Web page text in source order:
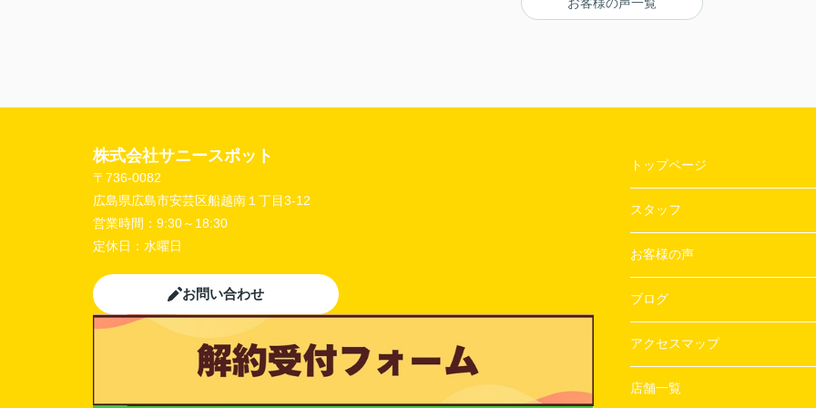
〇よかったこと：
対応がとてもやわらかく、不なれな私たちにと
株式会社サニースポット
〒736-0082
広島県広島市安芸区船越南１丁目3-12
営業時間： 9:30～18:30
定休日： 水曜日
お問い合わせ
トップページ
スタッフ
お客様の声
ブログ
アクセスマップ
店舗一覧